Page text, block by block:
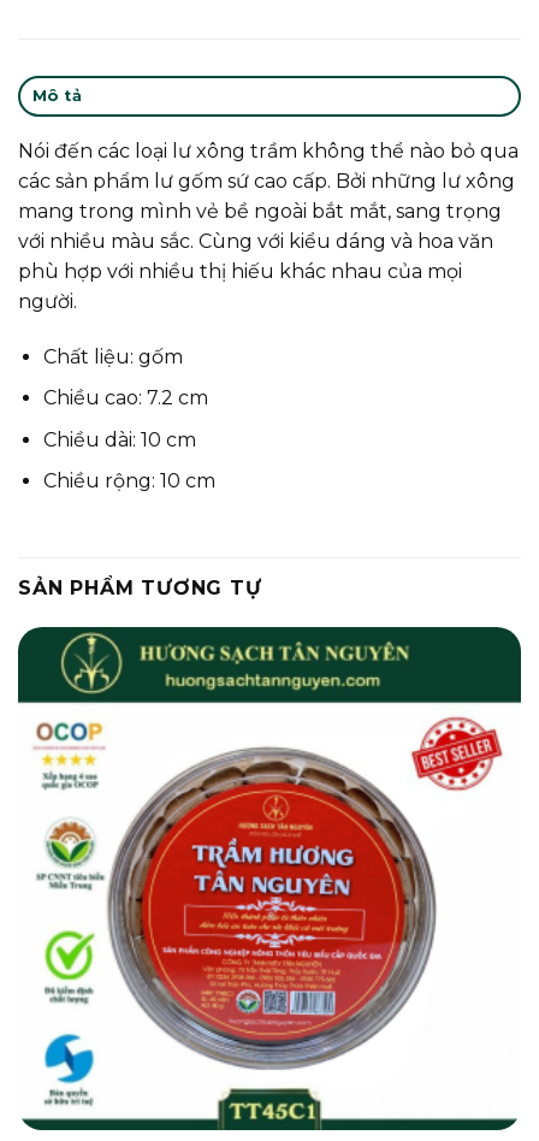
Mô tả
Nói đến các loại lư xông trầm không thể nào bỏ qua
các sản phẩm lư gốm sứ cao cấp. Bởi những lư xông
mang trong mình vẻ bề ngoài bắt mắt, sang trọng
với nhiều màu sắc. Cùng với kiểu dáng và hoa văn
phù hợp với nhiều thị hiếu khác nhau của mọi
người.
Chất liệu: gốm
Chiều cao: 7.2 cm
Chiều dài: 10 cm
Chiều rộng: 10 cm
SẢN PHẨM TƯƠNG TỰ